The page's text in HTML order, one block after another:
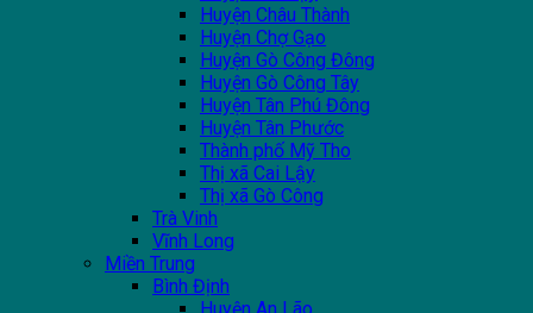
Huyện Châu Thành
Huyện Chợ Gạo
Huyện Gò Công Đông
Huyện Gò Công Tây
Huyện Tân Phú Đông
Huyện Tân Phước
Thành phố Mỹ Tho
Thị xã Cai Lậy
Thị xã Gò Công
Trà Vinh
Vĩnh Long
Miền Trung
Bình Định